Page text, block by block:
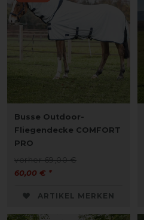
Busse Outdoor-
Fliegendecke COMFORT
PRO
vorher 69,00 €
60,00 € *
ARTIKEL MERKEN